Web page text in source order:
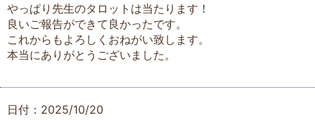
やっぱり先生のタロットは当たります！
良いご報告ができて良かったです。
これからもよろしくおねがい致します。
本当にありがとうございました。
日付：2025/10/20